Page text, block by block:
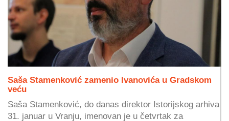
Saša Stamenković zamenio Ivanovića u Gradskom
veću
Saša Stamenković, do danas direktor Istorijskog arhiva
31. januar u Vranju, imenovan je u četvrtak za